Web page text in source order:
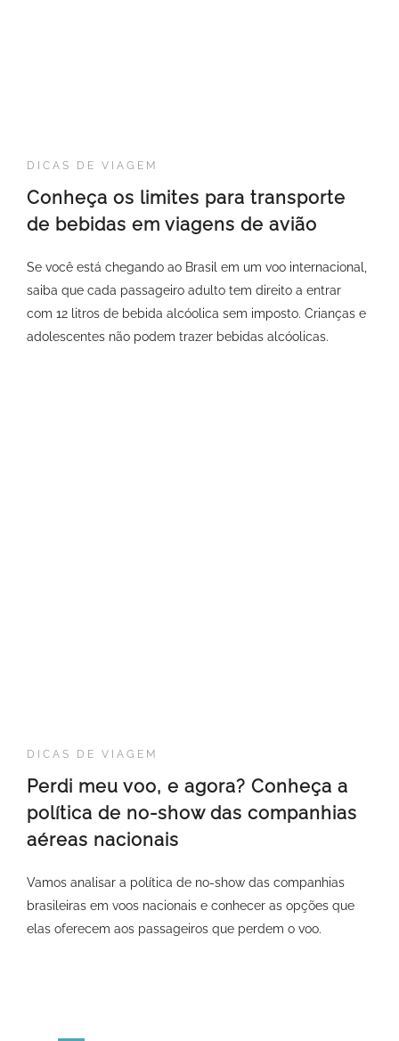
DICAS DE VIAGEM
Conheça os limites para transporte
de bebidas em viagens de avião
Se você está chegando ao Brasil em um voo internacional,
saiba que cada passageiro adulto tem direito a entrar
com 12 litros de bebida alcóolica sem imposto. Crianças e
adolescentes não podem trazer bebidas alcóolicas.
DICAS DE VIAGEM
Perdi meu voo, e agora? Conheça a
política de no-show das companhias
aéreas nacionais
Vamos analisar a política de no-show das companhias
brasileiras em voos nacionais e conhecer as opções que
elas oferecem aos passageiros que perdem o voo.